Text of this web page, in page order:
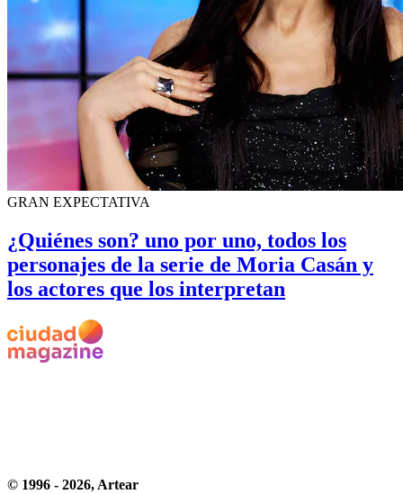
GRAN EXPECTATIVA
¿Quiénes son? uno por uno, todos los
personajes de la serie de Moria Casán y
los actores que los interpretan
© 1996 - 2026, Artear